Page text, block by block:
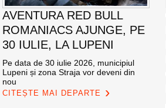
AVENTURA RED BULL
ROMANIACS AJUNGE, PE
30 IULIE, LA LUPENI
Pe data de 30 iulie 2026, municipiul
Lupeni și zona Straja vor deveni din
nou
CITEȘTE MAI DEPARTE